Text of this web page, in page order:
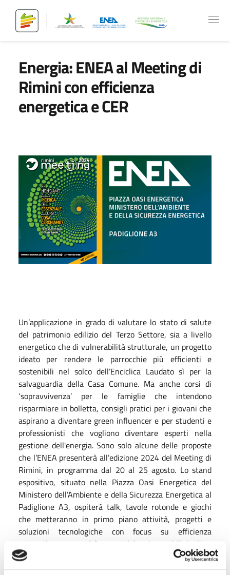
Energia: ENEA al Meeting di
Rimini con efficienza
energetica e CER
Un’applicazione in grado di valutare lo stato di salute
del patrimonio edilizio del Terzo Settore, sia a livello
energetico che di vulnerabilità strutturale, un progetto
ideato per rendere le parrocchie più efficienti e
sostenibili nel solco dell’Enciclica Laudato sì per la
salvaguardia della Casa Comune. Ma anche corsi di
‘sopravvivenza’ per le famiglie che intendono
risparmiare in bolletta, consigli pratici per i giovani che
aspirano a diventare green influencer e per studenti e
professionisti che vogliono diventare esperti nella
gestione dell'energia. Sono solo alcune delle proposte
che l’ENEA presenterà all’edizione 2024 del Meeting di
Rimini, in programma dal 20 al 25 agosto. Lo stand
espositivo, situato nella Piazza Oasi Energetica del
Ministero dell’Ambiente e della Sicurezza Energetica al
Padiglione A3, ospiterà talk, tavole rotonde e giochi
che metteranno in primo piano attività, progetti e
soluzioni tecnologiche con focus su efficienza
energetica e comunità energetiche rinnovabili. Inoltre,
i ricercatori dell’ENEA saranno a disposizione del
pubblico per approfondimenti e spiegazioni. È anche